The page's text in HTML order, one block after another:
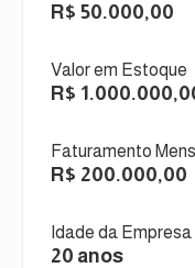
R$ 50.000,00
Valor em Estoque
R$
Faturamento
R$ 200.000,00
Idade da Empresa
20 anos